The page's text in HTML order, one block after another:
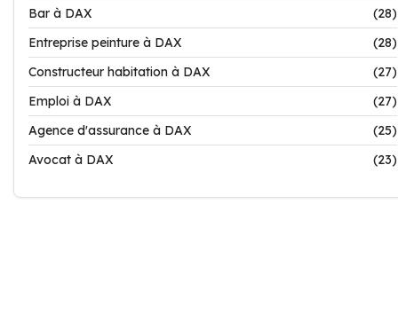
Bar à DAX
(28)
Entreprise peinture à DAX
(28)
Constructeur habitation à DAX
(27)
Emploi à DAX
(27)
Agence d'assurance à DAX
(25)
Avocat à DAX
(23)